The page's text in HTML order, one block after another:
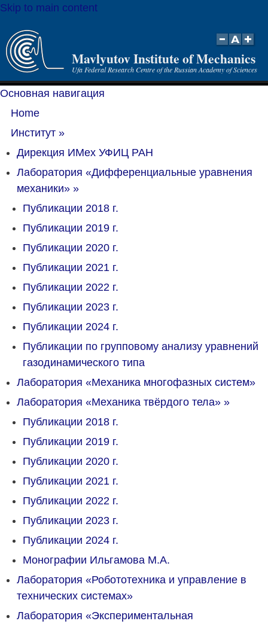
Skip to main content
Mavlyutov Institute of Mechanics
Ufa Federal Research Centre of the Russian Academy of Sciences
Основная навигация
Home
Институт »
Дирекция ИМех УФИЦ РАН
Лаборатория «Дифференциальные уравнения
механики» »
Публикации 2018 г.
Публикации 2019 г.
Публикации 2020 г.
Публикации 2021 г.
Публикации 2022 г.
Публикации 2023 г.
Публикации 2024 г.
Публикации по групповому анализу уравнений
газодинамического типа
Лаборатория «Механика многофазных систем»
Лаборатория «Механика твёрдого тела» »
Публикации 2018 г.
Публикации 2019 г.
Публикации 2020 г.
Публикации 2021 г.
Публикации 2022 г.
Публикации 2023 г.
Публикации 2024 г.
Монографии Ильгамова М.А.
Лаборатория «Робототехника и управление в
технических системах»
Лаборатория «Экспериментальная